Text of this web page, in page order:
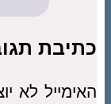
כתיבת
האימייל לא